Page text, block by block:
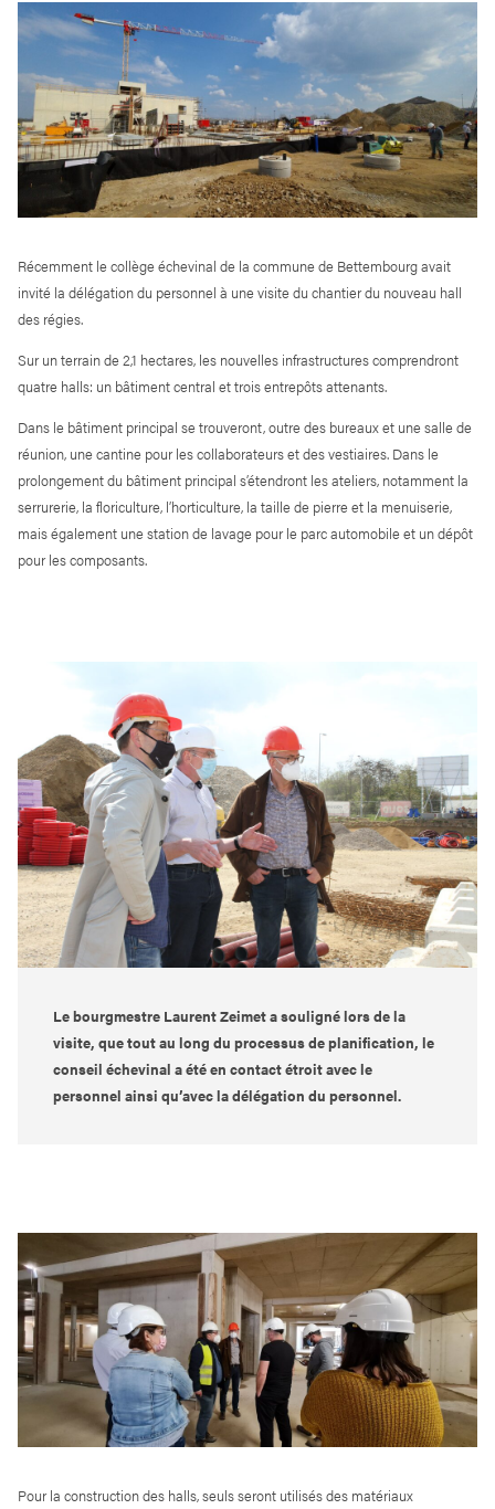
Récemment le collège échevinal de la commune de Bettembourg avait
invité la délégation du personnel à une visite du chantier du nouveau hall
des régies.
Sur un terrain de 2,1 hectares, les nouvelles infrastructures comprendront
quatre halls: un bâtiment central et trois entrepôts attenants.
Dans le bâtiment principal se trouveront, outre des bureaux et une salle de
réunion, une cantine pour les collaborateurs et des vestiaires. Dans le
prolongement du bâtiment principal s’étendront les ateliers, notamment la
serrurerie, la floriculture, l’horticulture, la taille de pierre et la menuiserie,
mais également une station de lavage pour le parc automobile et un dépôt
pour les composants.
Le bourgmestre Laurent Zeimet a souligné lors de la
visite, que tout au long du processus de planification, le
conseil échevinal a été en contact étroit avec le
personnel ainsi qu’avec la délégation du personnel.
Pour la construction des halls, seuls seront utilisés des matériaux